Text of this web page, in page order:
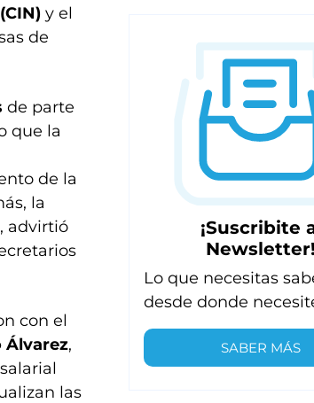
y el
de
de parte
que la
de la
la
advirtió
con el
Álvarez,
las
¡Suscribite
Newsletter!
Lo que necesitas
desde donde
SABER MÁS